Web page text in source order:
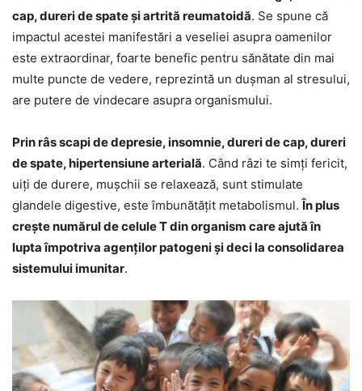
cap, dureri de spate și artrită reumatoidă. Se spune că
impactul acestei manifestări a veseliei asupra oamenilor
este extraordinar, foarte benefic pentru sănătate din mai
multe puncte de vedere, reprezintă un dușman al stresului,
are putere de vindecare asupra organismului.
Prin râs scapi de depresie, insomnie, dureri de cap, dureri
de spate, hipertensiune arterială. Când râzi te simți fericit,
uiți de durere, mușchii se relaxează, sunt stimulate
glandele digestive, este îmbunătățit metabolismul.În plus
crește numărul de celule T din organism care ajută în
lupta împotriva agenților patogeni și deci la consolidarea
sistemului imunitar.